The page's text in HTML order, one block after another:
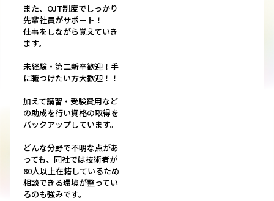
また、OJT制度でしっかり
先輩社員がサポート！
仕事をしながら覚えていき
ます。
未経験・第二新卒歓迎！手
に職つけたい方大歓迎！！
加えて講習・受験費用など
の助成を行い資格の取得を
バックアップしています。
どんな分野で不明な点があ
っても、同社では技術者が
80人以上在籍しているため
相談できる環境が整ってい
るのも強みです。